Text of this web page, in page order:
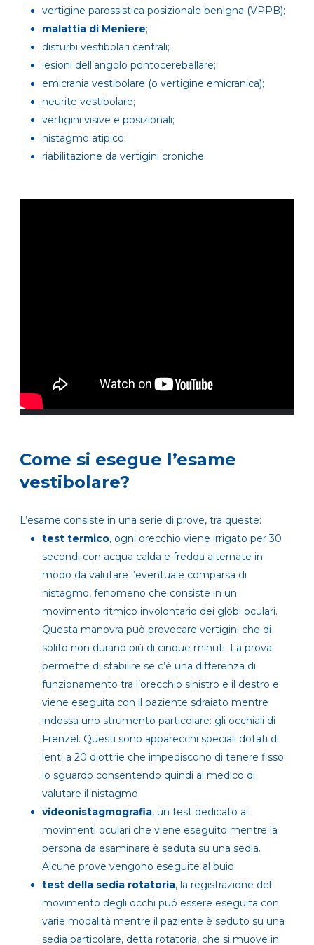
vertigine parossistica posizionale benigna (VPPB);
malattia di Meniere;
disturbi vestibolari centrali;
lesioni dell’angolo pontocerebellare;
emicrania vestibolare (o vertigine emicranica);
neurite vestibolare;
vertigini visive e posizionali;
nistagmo atipico;
riabilitazione da vertigini croniche.
Come si esegue l’esame
vestibolare?
L’esame consiste in una serie di prove, tra queste:
test termico, ogni orecchio viene irrigato per 30
secondi con acqua calda e fredda alternate in
modo da valutare l’eventuale comparsa di
nistagmo, fenomeno che consiste in un
movimento ritmico involontario dei globi oculari.
Questa manovra può provocare vertigini che di
solito non durano più di cinque minuti. La prova
permette di stabilire se c’è una differenza di
funzionamento tra l’orecchio sinistro e il destro e
viene eseguita con il paziente sdraiato mentre
indossa uno strumento particolare: gli occhiali di
Frenzel. Questi sono apparecchi speciali dotati di
lenti a 20 diottrie che impediscono di tenere fisso
lo sguardo consentendo quindi al medico di
valutare il nistagmo;
videonistagmografia, un test dedicato ai
movimenti oculari che viene eseguito mentre la
persona da esaminare è seduta su una sedia.
Alcune prove vengono eseguite al buio;
test della sedia rotatoria, la registrazione del
movimento degli occhi può essere eseguita con
varie modalità mentre il paziente è seduto su una
sedia particolare, detta rotatoria, che si muove in